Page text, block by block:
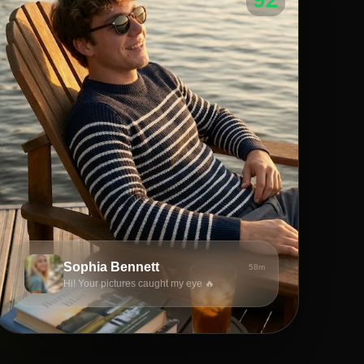
Sophia Bennett 58m
Hi! Your pictures caught my eye 🔥